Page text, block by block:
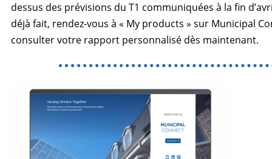
dessus des prévisions du T1 communiquées à la fin
déjà fait, rendez-vous à « My products » sur Municipal
consulter votre rapport personnalisé dès maintenant.